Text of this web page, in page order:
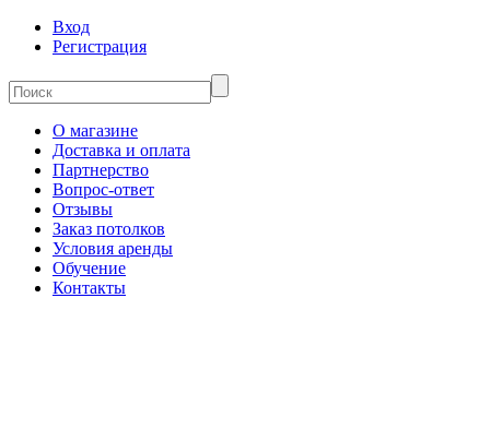
Вход
Регистрация
О магазине
Доставка и оплата
Партнерство
Вопрос-ответ
Отзывы
Заказ потолков
Условия аренды
Обучение
Контакты